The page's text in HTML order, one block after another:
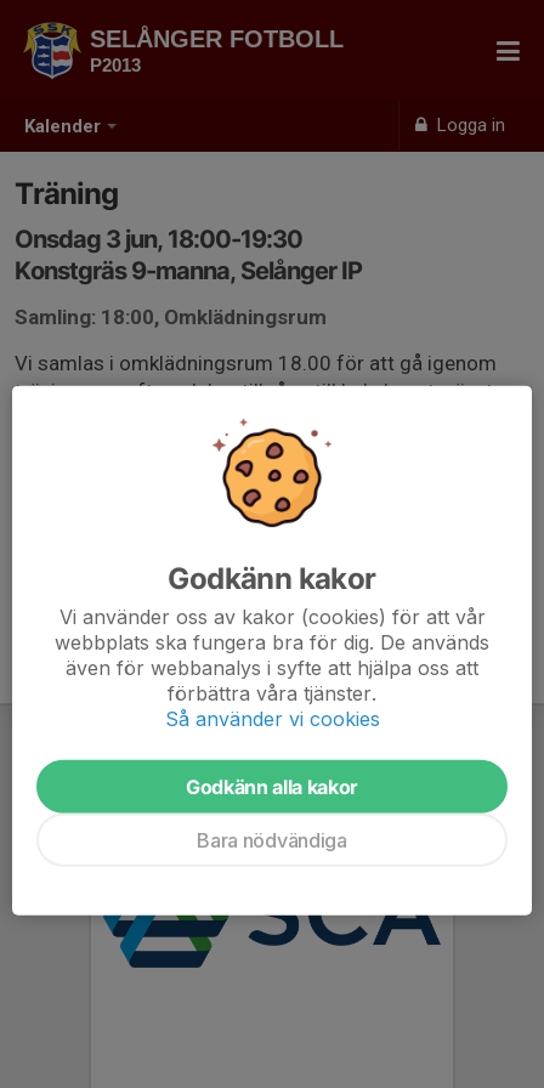
Kalender Logga in
SELÅNGER FOTBOLL
P2013
Träning
Onsdag 3 jun, 18:00-19:30
Konstgräs 9-manna, Selånger IP
Samling: 18:00, Omklädningsrum
Vi samlas i omklädningsrum 18.00 för att gå igenom
träningens syfte och har tillgång till hela konstgräsytan
Vid matchkrock flyttar vi över till fältet.
Godkänn kakor
Vi använder oss av kakor (cookies) för att vår
webbplats ska fungera bra för dig. De används
även för webbanalys i syfte att hjälpa oss att
förbättra våra tjänster.
Så använder vi cookies
Godkänn alla kakor
Bara nödvändiga